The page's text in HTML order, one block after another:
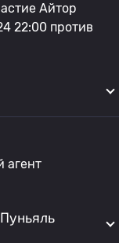
Айтор
22:00 против
агент